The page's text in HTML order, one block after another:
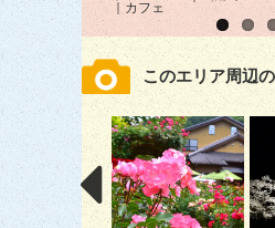
｜カフェ
このエリア周辺